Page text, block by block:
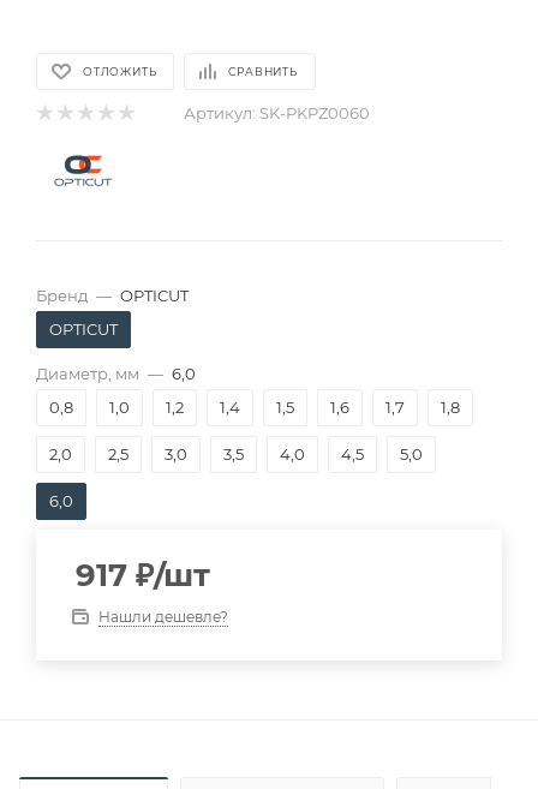
ОТЛОЖИТЬ СРАВНИТЬ
Артикул: SK-PKPZ0060
Бренд — OPTICUT
OPTICUT
Диаметр, мм — 6,0
0,8
1,0 1,2 1,4 1,5 1,6 1,7 1,8
2,0 2,5 3,0 3,5 4,0 4,5 5,0
6,0
917 ₽/шт
Нашли дешевле?